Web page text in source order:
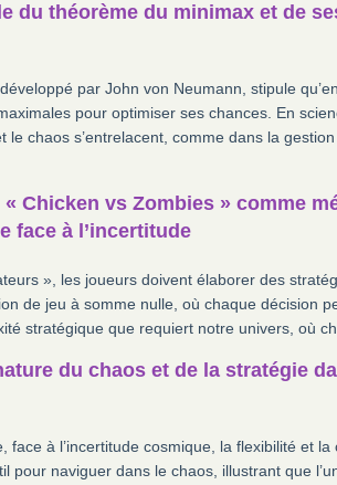
du théorème du minimax et de
par John von Neumann, stipule
pour optimiser ses chances. En
le chaos s’entrelacent, comme dans la
« Chicken vs Zombies » comme
face à l’incertitude
», les joueurs doivent élaborer des
de jeu à somme nulle, où chaque décision
stratégique que requiert notre univers, où
du chaos et de la stratégie
face à l’incertitude cosmique, la flexibilité et
pour naviguer dans le chaos, illustrant que